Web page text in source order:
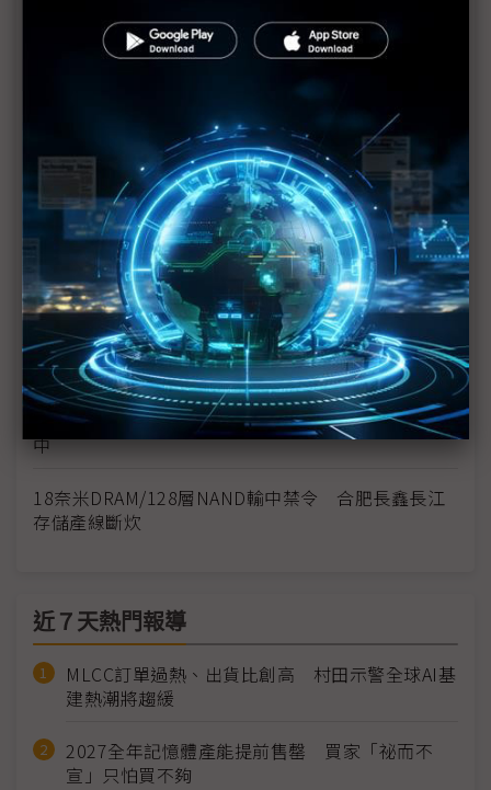
中芯14奈米以下斷供？ 美自然人/法人嚴禁助中開
美出口管制新規改弦易轍 拉大與中國晶片技術世代
華為擬藉鵬芯微迴避美國制裁 美商務部BIS查核中
長江存儲遭列未核實清單 距離美方黑名單制裁一步
遙
華府全方位管制新規 恐讓中國半導體產業跛腳
美祭全面性輸中管制 NVIDIA、SK海力士、應材評估
中
18奈米DRAM/128層NAND輸中禁令 合肥長鑫長江
存儲產線斷炊
近７天熱門報導
MLCC訂單過熱、出貨比創高 村田示警全球AI基
建熱潮將趨緩
2027全年記憶體產能提前售罄 買家「祕而不
宣」只怕買不夠